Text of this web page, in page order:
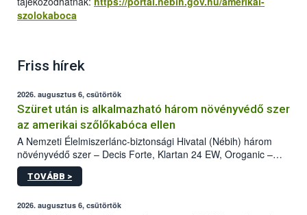
szolokaboca
Friss hírek
2026. augusztus 6, csütörtök
Szüret után is alkalmazható három növényvédő szer
az amerikai szőlőkabóca ellen
A Nemzeti Élelmiszerlánc-biztonsági Hivatal (Nébih) három
növényvédő szer – Decis Forte, Klartan 24 EW, Oroganic –
engedélyokiratát módosította, így azok a szüretet követően,
egészen a vesszőérettség (BBCH 91) stádiumáig
érésű szőlőkben is legyen lehetőség a károsító elleni további
TOVÁBB >
2026. augusztus 6, csütörtök